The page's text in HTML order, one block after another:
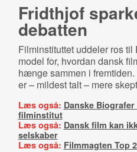
Fridthjof
debatten
Filminstituttet uddeler ros til
model for, hvordan dansk
hænge sammen i
er – mildest talt – mere
Læs også: Danske
filminstitut
Læs også: Dansk film kan
selskaber
Læs også: Filmmagten Top